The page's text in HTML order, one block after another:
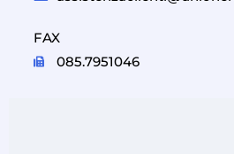
FAX
085.7951046